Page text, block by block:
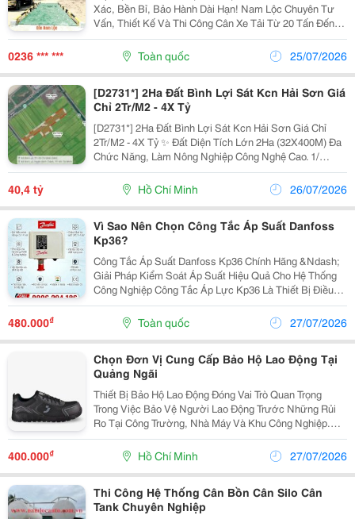
Xác, Bền Bỉ, Bảo Hành Dài Hạn! Nam Lộc Chuyên Tư
Vấn, Thiết Kế Và Thi Công Cân Xe Tải Từ 20 Tấn Đến
150 Tấn Cho Doanh Nghiệp, Nhà Máy, Mỏ Vật Liệu Và
Khu Công Nghiệp. Công Ty Tnhh Điện Tử Tự Động...
0236 *** *** Toàn quốc 25/07/2026
[D2731*] 2Ha Đất Bình Lợi Sát Kcn Hải Sơn Giá
Chỉ 2Tr/M2 - 4X Tỷ
[D2731*] 2Ha Đất Bình Lợi Sát Kcn Hải Sơn Giá Chỉ
2Tr/M2 - 4X Tỷ ✨ Đất Diện Tích Lớn 2Ha (32X400M) Đa
Chức Năng, Làm Nông Nghiệp Công Nghệ Cao. 1/
Đường Số 9 Bình Lợi, Sát Kcn Hải Sơn, Cách Đường
Lớn 150M. Đường 8M Xe Tải Tránh Nhau Thông...
40,4 tỷ Hồ Chí Minh 26/07/2026
Vì Sao Nên Chọn Công Tắc Áp Suất Danfoss
Kp36?
Công Tắc Áp Suất Danfoss Kp36 Chính Hãng &Ndash;
Giải Pháp Kiểm Soát Áp Suất Hiệu Quả Cho Hệ Thống
Công Nghiệp Công Tắc Áp Lực Kp36 Là Thiết Bị Điều
Khiển Và Bảo Vệ Áp Suất Được Ứng Dụng Rộng Rãi
Trong Các Hệ Thống Lạnh, Điều Hòa Không Khí, Máy
480.000₫ Toàn quốc 27/07/2026
Chọn Đơn Vị Cung Cấp Bảo Hộ Lao Động Tại
Quảng Ngãi
Thiết Bị Bảo Hộ Lao Động Đóng Vai Trò Quan Trọng
Trong Việc Bảo Vệ Người Lao Động Trước Những Rủi
Ro Tại Công Trường, Nhà Máy Và Khu Công Nghiệp.
Cùng Với Sự Phát Triển Mạnh Của Các Ngành Xây
Dựng, Cơ Khí Và Sản Xuất, Nhu Cầu Tìm Kiếm Bảo Hộ
Lao Động...
400.000₫ Hồ Chí Minh 27/07/2026
Thi Công Hệ Thống Cân Bồn Cân Silo Cân
Tank Chuyên Nghiệp